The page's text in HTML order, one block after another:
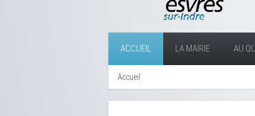
ACCUEIL LA MAIRIE AU
Accueil